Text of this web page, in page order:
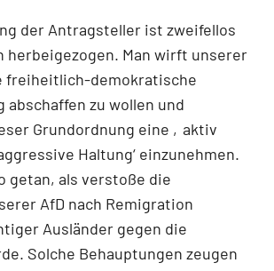
der Antragsteller ist zweifellos
herbeigezogen. Man wirft unserer
freiheitlich-demokratische
abschaffen zu wollen und
Grundordnung eine ‚aktiv
Haltung‘ einzunehmen.
getan, als verstoße die
AfD nach Remigration
Ausländer gegen die
Solche Behauptungen zeugen